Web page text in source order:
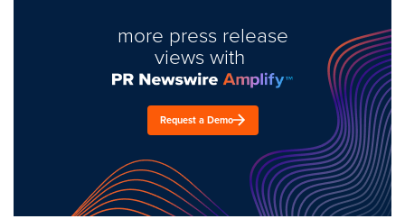
more press release
views with
Request a Demo